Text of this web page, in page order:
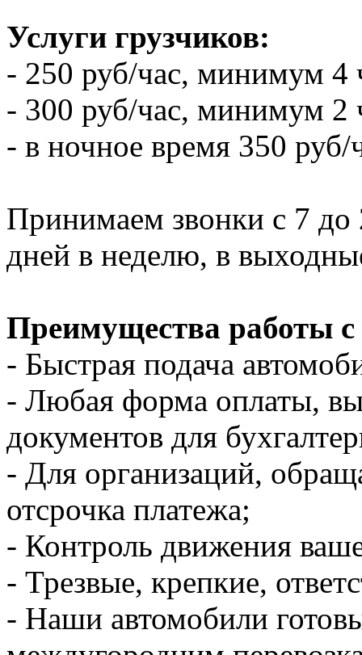
Услуги грузчиков:
- 250 руб/час, минимум 4
- 300 руб/час, минимум 2
- в ночное время 350
Принимаем звонки с 7 до
дней в неделю, в
Преимущества работы
- Быстрая подача
- Любая форма оплаты,
документов для
- Для организаций,
отсрочка платежа;
- Контроль движения
- Трезвые, крепкие,
- Наши автомобили